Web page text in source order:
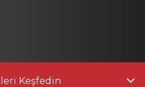
Keşfedin